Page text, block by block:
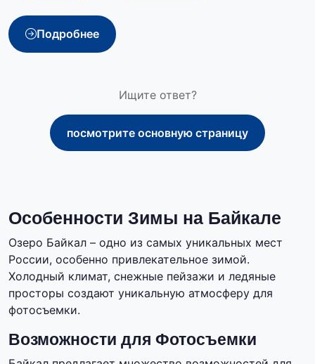
Подробнее
Ищите ответ?
посмотрите основную страницу
Особенности Зимы на Байкале
Озеро Байкал – одно из самых уникальных мест
России, особенно привлекательное зимой.
Холодный климат, снежные пейзажи и ледяные
просторы создают уникальную атмосферу для
фотосъемки.
Возможности для Фотосъемки